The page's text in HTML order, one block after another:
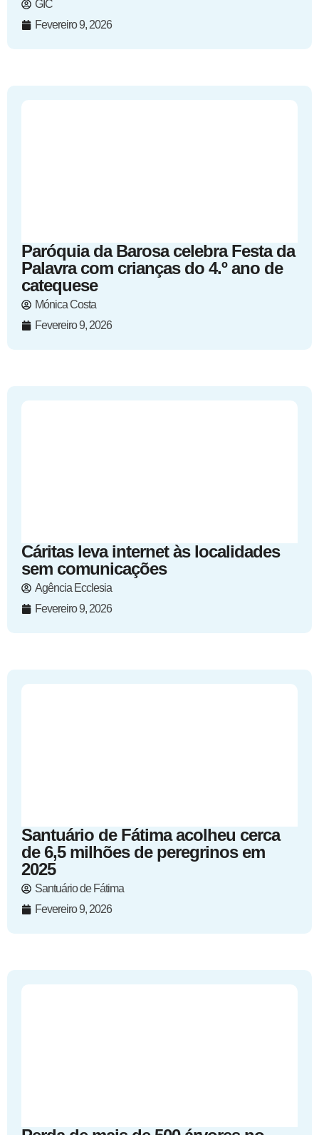
GIC
Fevereiro 9, 2026
Paróquia da Barosa celebra Festa da
Palavra com crianças do 4.º ano de
catequese
Mónica Costa
Fevereiro 9, 2026
Cáritas leva internet às localidades
sem comunicações
Agência Ecclesia
Fevereiro 9, 2026
Santuário de Fátima acolheu cerca
de 6,5 milhões de peregrinos em
2025
Santuário de Fátima
Fevereiro 9, 2026